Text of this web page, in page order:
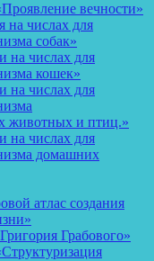
вечности»
на числах для
собак»
на числах для
кошек»
на числах для
животных и птиц.»
на числах для
домашних
атлас создания
Грабового»